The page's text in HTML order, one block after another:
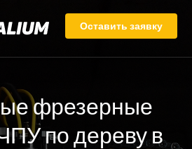
Оставить заявку
фрезерные
по дереву в